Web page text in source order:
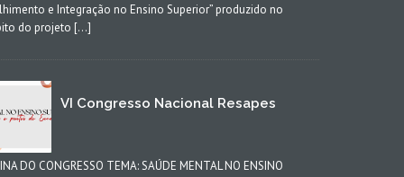
e Integração no Ensino Superior” produzido no
do projeto […]
VI Congresso Nacional Resapes
DO CONGRESSO TEMA: SAÚDE MENTAL NO ENSINO